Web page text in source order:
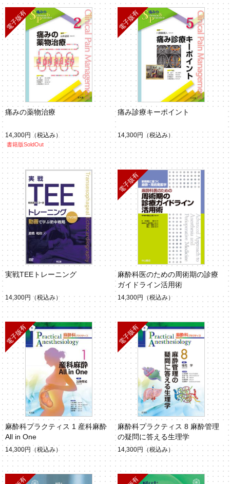
痛みの薬物治療
14,300円 （税込み）
書籍版SoldOut
痛み診療キーポイント
14,300円 （税込み）
実戦TEEトレーニング
14,300円 （税込み）
麻酔科医のための周術期の診療
ガイドライン活用術
14,300円 （税込み）
麻酔科プラクティス 1 産科麻酔
All in One
14,300円 （税込み）
麻酔科プラクティス 8 麻酔管理
の疑問に答える生理学
14,300円 （税込み）